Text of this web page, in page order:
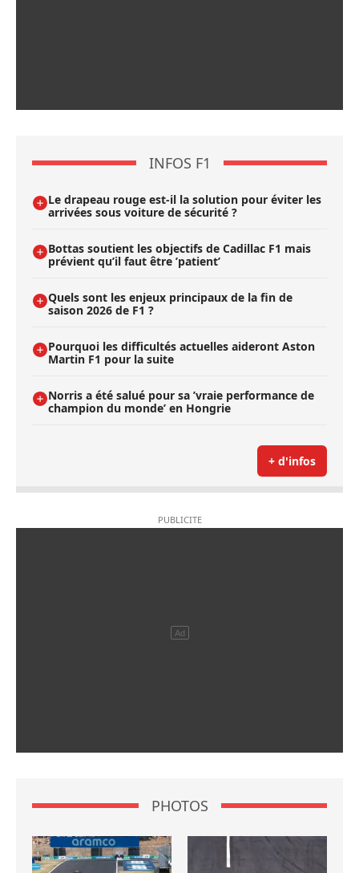
INFOS F1
Le drapeau rouge est-il la solution pour éviter les
arrivées sous voiture de sécurité ?
Bottas soutient les objectifs de Cadillac F1 mais
prévient qu’il faut être ’patient’
Quels sont les enjeux principaux de la fin de
saison 2026 de F1 ?
Pourquoi les difficultés actuelles aideront Aston
Martin F1 pour la suite
Norris a été salué pour sa ’vraie performance de
champion du monde’ en Hongrie
+ d'infos
PHOTOS